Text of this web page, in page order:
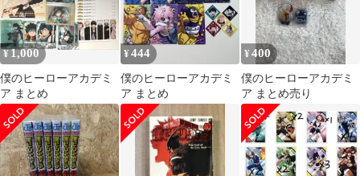
¥1,000
僕のヒーローアカデミ
ア まとめ
¥444
僕のヒーローアカデミ
ア まとめ
¥400
僕のヒーローアカデミ
ア まとめ売り